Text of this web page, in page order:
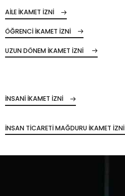
AİLE İKAMET İZNİ
ÖĞRENCİ İKAMET İZNİ
UZUN DÖNEM İKAMET İZNİ
İNSANİ İKAMET İZNİ
İNSAN TİCARETİ MAĞDURU İKAMET İZNİ